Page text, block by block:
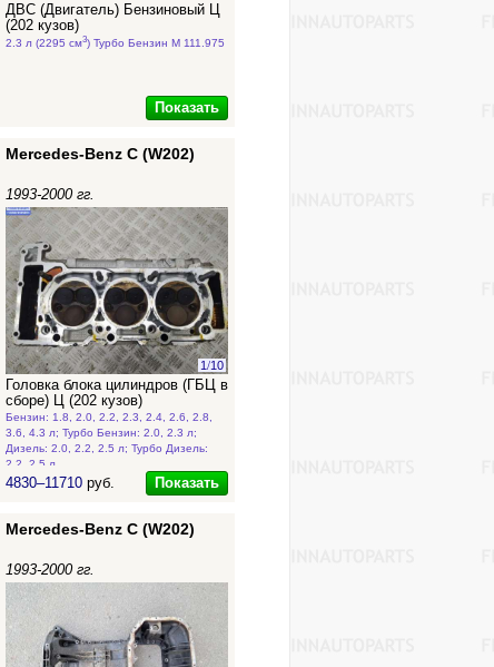
ДВС (Двигатель) Бензиновый Ц
(202 кузов)
2.3 л (2295 см3) Турбо Бензин M 111.975
Показать
Mercedes-Benz C (W202)
1993-2000 гг.
1/10
Головка блока цилиндров (ГБЦ в
сборе) Ц (202 кузов)
Бензин: 1.8, 2.0, 2.2, 2.3, 2.4, 2.6, 2.8,
3.6, 4.3 л; Турбо Бензин: 2.0, 2.3 л;
Дизель: 2.0, 2.2, 2.5 л; Турбо Дизель:
2.2, 2.5 л
4830–11710 руб. Показать
Mercedes-Benz C (W202)
1993-2000 гг.